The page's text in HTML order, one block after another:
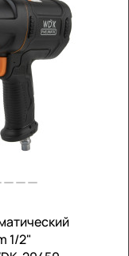
1/2"